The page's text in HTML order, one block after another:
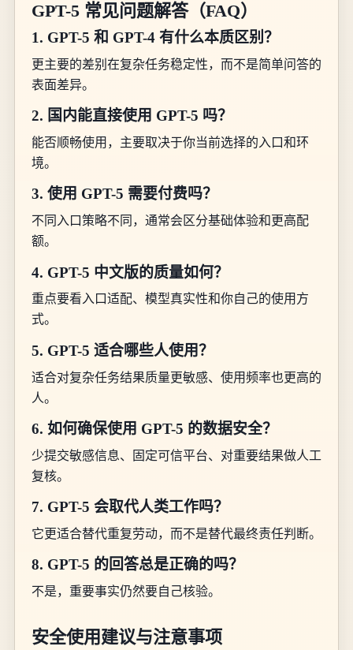
GPT-5 常见问题解答（FAQ）
1. GPT-5 和 GPT-4 有什么本质区别？
更主要的差别在复杂任务稳定性，而不是简单问答的
表面差异。
2. 国内能直接使用 GPT-5 吗？
能否顺畅使用，主要取决于你当前选择的入口和环
境。
3. 使用 GPT-5 需要付费吗？
不同入口策略不同，通常会区分基础体验和更高配
额。
4. GPT-5 中文版的质量如何？
重点要看入口适配、模型真实性和你自己的使用方
式。
5. GPT-5 适合哪些人使用？
适合对复杂任务结果质量更敏感、使用频率也更高的
人。
6. 如何确保使用 GPT-5 的数据安全？
少提交敏感信息、固定可信平台、对重要结果做人工
复核。
7. GPT-5 会取代人类工作吗？
它更适合替代重复劳动，而不是替代最终责任判断。
8. GPT-5 的回答总是正确的吗？
不是，重要事实仍然要自己核验。
安全使用建议与注意事项